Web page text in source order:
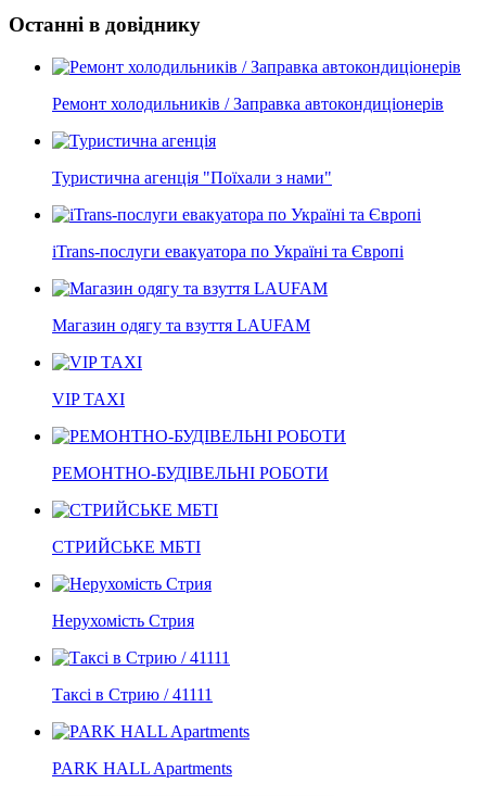
Останні в довіднику
Ремонт холодильників / Заправка автокондиціонерів
Туристична агенція "Поїхали з нами"
iTrans-послуги евакуатора по Україні та Європі
Магазин одягу та взуття LAUFAM
VIP TAXI
РЕМОНТНО-БУДІВЕЛЬНІ РОБОТИ
СТРИЙСЬКЕ МБТІ
Нерухомість Стрия
Таксі в Стрию / 41111
PARK HALL Apartments